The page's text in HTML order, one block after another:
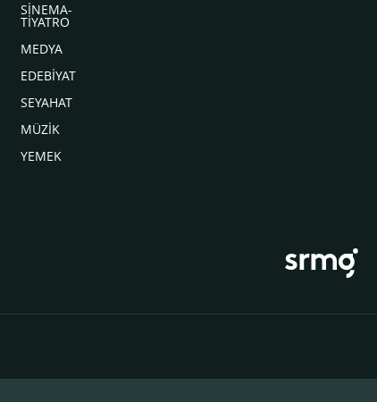
SİNEMA-
TİYATRO
MEDYA
EDEBİYAT
SEYAHAT
MÜZİK
YEMEK